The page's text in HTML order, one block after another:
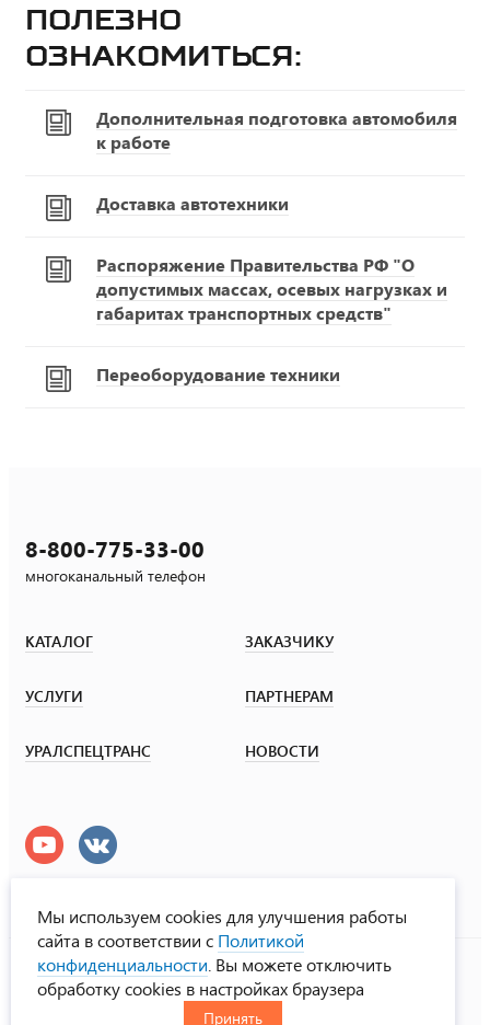
Полезно
ознакомиться:
Дополнительная подготовка автомобиля
к работе
Доставка автотехники
Распоряжение Правительства РФ "О
допустимых массах, осевых нагрузках и
габаритах транспортных средств"
Переоборудование техники
8-800-775-33-00
многоканальный телефон
КАТАЛОГ ЗАКАЗЧИКУ
УСЛУГИ ПАРТНЕРАМ
УРАЛСПЕЦТРАНС НОВОСТИ
УралСпецТранс
© ООО «Урал СТ», 2000-2026
Политика конфиденциальности
Мы используем cookies для улучшения работы
сайта в соответствии с Политикой
конфиденциальности . Вы можете отключить
обработку cookies в настройках браузера
Принять